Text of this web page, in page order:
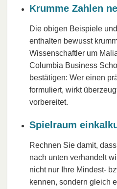
Krumme Zahlen
Die obigen Beispiele
enthalten bewusst
Wissenschaftler um
Columbia Business
bestätigen: Wer einen
formuliert, wirkt
vorbereitet.
Spielraum
Rechnen Sie damit,
nach unten verhandelt
nicht nur Ihre Mindest-
kennen, sondern gleich